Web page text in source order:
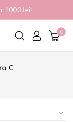
1000 lei!
0
C